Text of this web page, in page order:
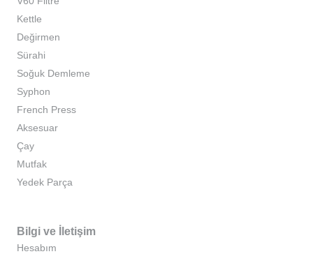
Kettle
Değirmen
Sürahi
Soğuk Demleme
Syphon
French Press
Aksesuar
Çay
Mutfak
Yedek Parça
Bilgi ve İletişim
Hesabım